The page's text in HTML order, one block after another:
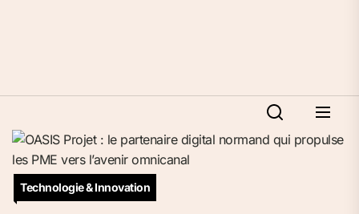
Technologie & Innovation